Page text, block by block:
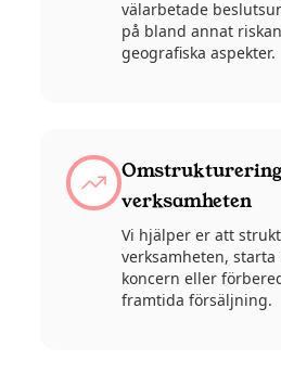
välarbetade
på bland annat
geografiska aspekter.
verksamheten
Vi hjälper er att
verksamheten,
koncern eller
framtida försäljning.